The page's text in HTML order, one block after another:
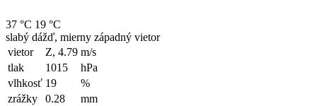
37 °C 19 °C
slabý dážď, mierny západný vietor
vietor
Z, 4.79 m/s
tlak
1015
hPa
vlhkosť 19
%
zrážky
0.28
mm